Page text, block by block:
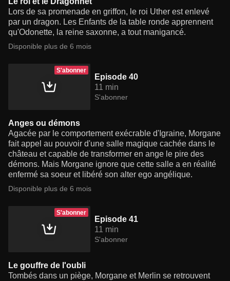
Lors de sa promenade en griffon, le roi Uther est enlevé
par un dragon. Les Enfants de la table ronde apprennent
qu'Odonette, la reine saxonne, a tout manigancé.
Disponible plus de 6 mois
S'abonner
Episode 40
11 min
S'abonner
Anges ou démons
Agacée par le comportement exécrable d'Igraine, Morgane
fait appel au pouvoir d'une salle magique cachée dans le
château et capable de transformer en ange le pire des
démons. Mais Morgane ignore que cette salle a en réalité
enfermé sa soeur et libéré son alter ego angélique.
Disponible plus de 6 mois
S'abonner
Episode 41
11 min
S'abonner
Le gouffre de l'oubli
Tombés dans un piège, Morgane et Merlin se retrouvent